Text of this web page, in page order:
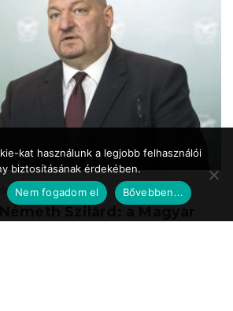
17:39
kat használunk a legjobb felhasználói
biztosításának érdekében.
Nem fogadom el Bővebben...